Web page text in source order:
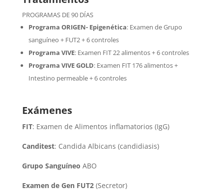
PROGRAMAS DE 90 DÍAS
Programa ORIGEN- Epigenética:Examen de Grupo
sanguíneo + FUT2 + 6 controles
Programa VIVE: Examen FIT 22 alimentos + 6 controles
Programa VIVE GOLD: Examen FIT 176 alimentos +
Intestino permeable + 6 controles
Exámenes
FIT: Examen de Alimentos inflamatorios (IgG)
Canditest: Candida Albicans (candidiasis)
Grupo Sanguíneo ABO
Examen de Gen FUT2(Secretor)